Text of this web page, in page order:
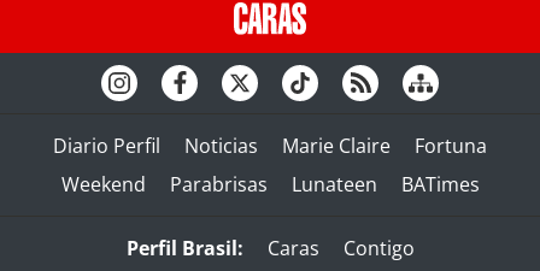
Diario Perfil Noticias Marie Claire
Fortuna
Weekend
Parabrisas Lunateen BATimes
Perfil Brasil: Caras
Contigo